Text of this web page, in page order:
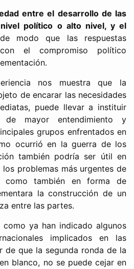
entre el desarrollo de las
político o alto nivel, y el
modo que las respuestas
el compromiso político
nos muestra que la
de encarar las necesidades
puede llevar a instituir
mayor entendimiento y
grupos enfrentados en
ocurrió en la guerra de los
también podría ser útil en
problemas más urgentes de
como también en forma de
la construcción de un
entre las partes.
ya han indicado algunos
implicados en las
de que la segunda ronda de la
blanco, no se puede cejar en